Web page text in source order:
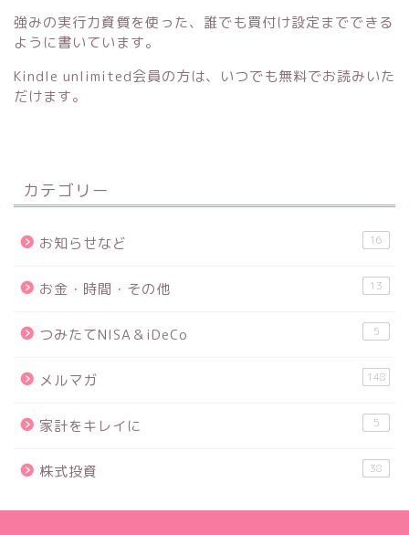
強みの実行力資質を使った、誰でも買付け設定までできる
ように書いています。
Kindle unlimited会員の方は、いつでも無料でお読みいた
だけます。
カテゴリー
お知らせなど 16
お金・時間・その他 13
つみたてNISA＆iDeCo 5
メルマガ 148
家計をキレイに 5
株式投資 38